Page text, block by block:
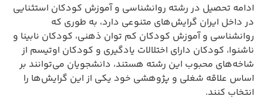
ادامه تحصیل در رشته روانشناسی و آموزش کودکان استثنایی
در داخل ایران گرایش‌های متنوعی دارد، به طوری که
روانشناسی و آموزش کودکان کم توان ذهنی، کودکان نابینا و
ناشنوا، کودکان دارای اختلالات یادگیری و کودکان اوتیسم از
شاخه‌های محبوب این رشته هستند، دانشجویان می‌توانند بر
اساس علاقه شغلی و پژوهشی خود یکی از این گرایش‌ها را
انتخاب کنند.